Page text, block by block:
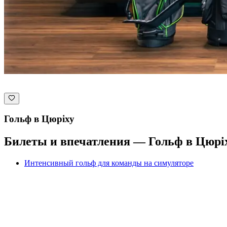
Гольф в Цюріху
Билеты и впечатления — Гольф в
Интенсивный гольф для команды на симуляторе